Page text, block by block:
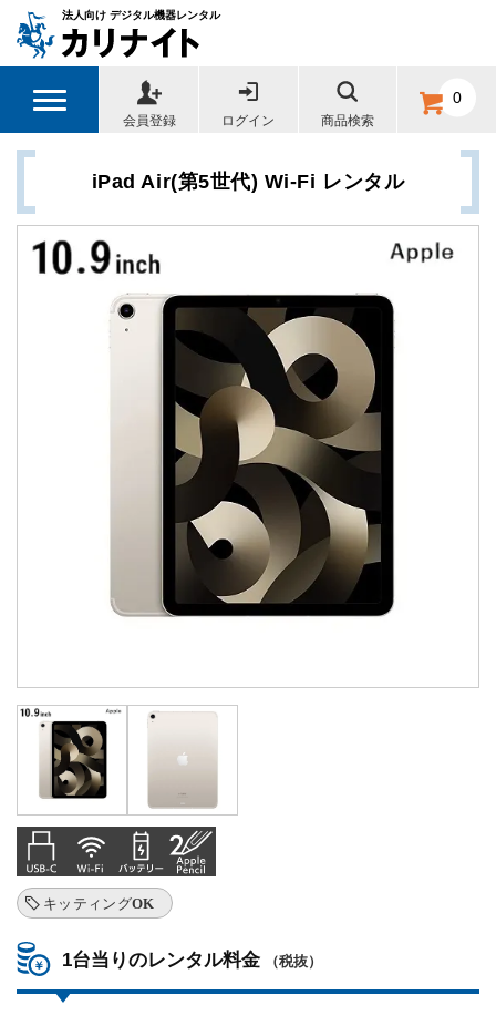
法人向け デジタル機器レンタル
会員登録 ログイン 商品検索
0
iPad Air(第5世代) Wi-Fi レンタル
キッティングOK
1台当りのレンタル料金 （税抜）